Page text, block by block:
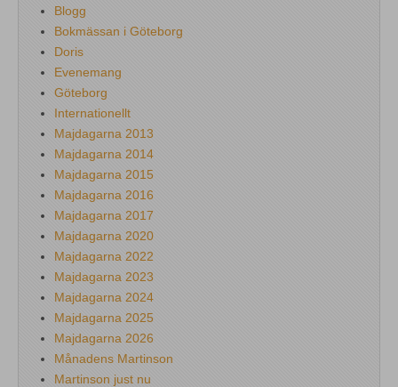
Blogg
Bokmässan i Göteborg
Doris
Evenemang
Göteborg
Internationellt
Majdagarna 2013
Majdagarna 2014
Majdagarna 2015
Majdagarna 2016
Majdagarna 2017
Majdagarna 2020
Majdagarna 2022
Majdagarna 2023
Majdagarna 2024
Majdagarna 2025
Majdagarna 2026
Månadens Martinson
Martinson just nu